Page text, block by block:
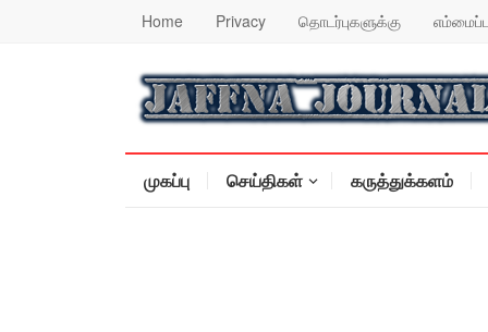
Home Privacy தொடர்புகளுக்கு
முகப்பு செய்திகள் கருத்துக்களம்